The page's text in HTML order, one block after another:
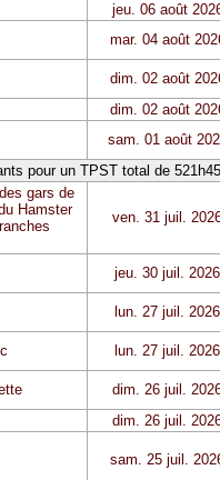
jeu. 06 août
mar. 04 août
dim. 02 août
dim. 02 août
sam. 01 août
pour un TPST total de
gars de
Hamster
ven. 31 juil.
jeu. 30 juil. 2026
lun. 27 juil. 2026
lun. 27 juil. 2026
dim. 26 juil.
dim. 26 juil.
sam. 25 juil.